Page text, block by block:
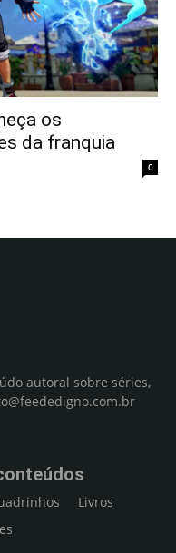
os
da franquia
0
autoral sobre séries,
Livros